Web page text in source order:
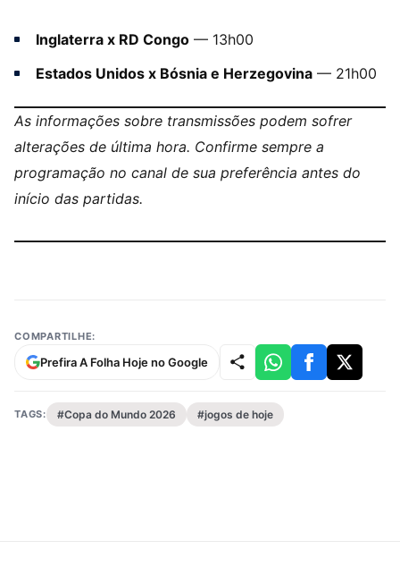
Inglaterra x RD Congo — 13h00
Estados Unidos x Bósnia e Herzegovina — 21h00
As informações sobre transmissões podem sofrer
alterações de última hora. Confirme sempre a
programação no canal de sua preferência antes do
início das partidas.
COMPARTILHE:
Prefira A Folha Hoje no Google
TAGS: #Copa do Mundo 2026 #jogos de hoje